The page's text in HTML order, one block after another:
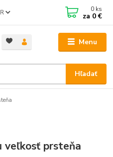
Menu
Hľadať
0 ks
za 0 €
veľkosť prsteňa